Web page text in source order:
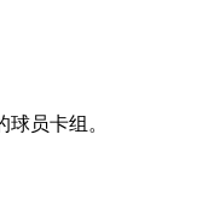
员卡组。